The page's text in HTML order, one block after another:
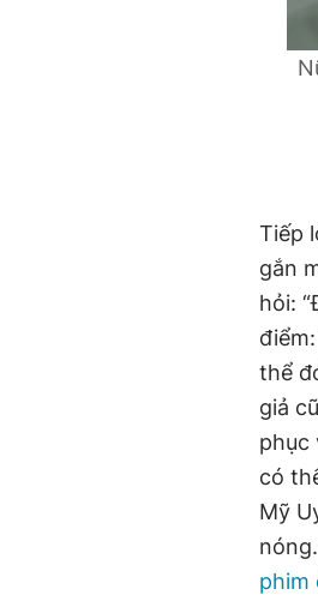
Tiếp
gắn
hỏi:
thể
giả
phục
có
Mỹ
phim